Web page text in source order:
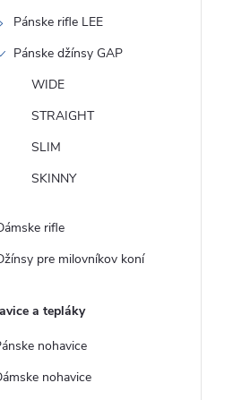
Pánske rifle LEE
Pánske džínsy GAP
WIDE
STRAIGHT
SLIM
SKINNY
rifle
pre milovníkov koní
a tepláky
nohavice
nohavice